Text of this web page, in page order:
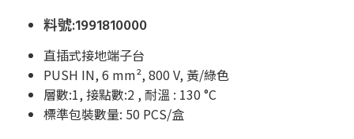
料號:1991810000
直插式接地端子台
PUSH IN, 6 mm², 800 V, 黃/綠色
層數:1, 接點數:2 , 耐溫 : 130 °C
標準包裝數量: 50 PCS/盒